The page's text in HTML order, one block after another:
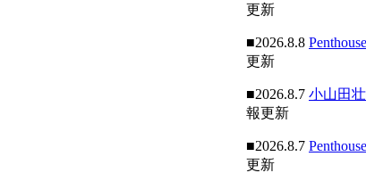
更新
■2026.8.8
更新
■2026.8.7 小山田
報更新
■2026.8.7
更新